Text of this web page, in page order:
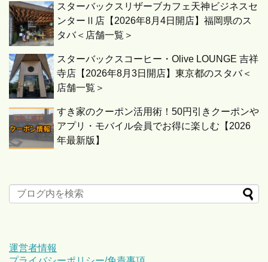
スターバックスリザーブカフェ天神ビジネスセ
ンターⅡ店【2026年8月4日開店】福岡県のス
タバ＜店舗一覧＞
スターバックスコーヒー・Olive LOUNGE 吉祥
寺店【2026年8月3日開店】東京都のスタバ＜
店舗一覧＞
すき家のクーポン活用術！50円引きクーポンや
アプリ・モバイル会員でお得に楽しむ【2026
年最新版】
運営者情報